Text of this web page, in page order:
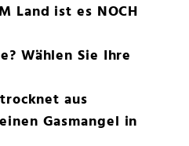
Land ist es NOCH
Wählen Sie Ihre
aus
Gasmangel in